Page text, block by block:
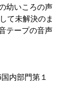
幼いころの声
て未解決のま
テープの音声
内部門第１